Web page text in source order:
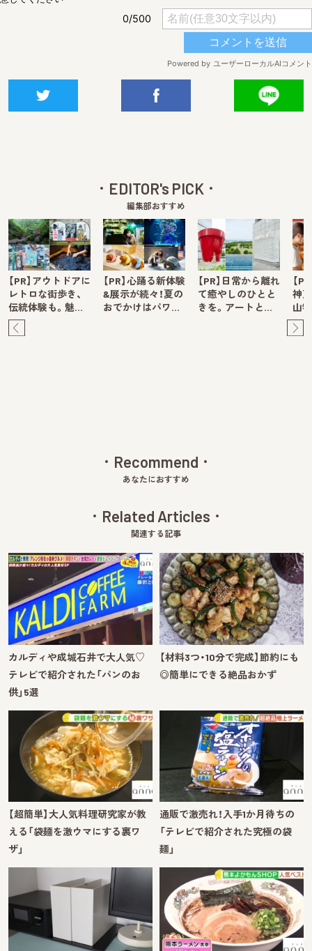
EDITOR's PICK
編集部おすすめ
【PR】アウトドアに
レトロな街歩き、
伝統体験も。魅…
【PR】心踊る新体験
&展示が続々！夏の
おでかけはパワ…
【PR】日常から離れ
て癒やしのひとと
きを。アートと…
【
神
山
Recommend
あなたにおすすめ
Related Articles
関連する記事
カルディや成城石井で大人気♡
テレビで紹介された「パンのお
供」5選
【材料3つ・10分で完成】節約にも
◎簡単にできる絶品おかず
【超簡単】大人気料理研究家が教
える「袋麺を激ウマにする裏ワ
ザ」
通販で激売れ！入手1か月待ちの
「テレビで紹介された究極の袋
麺」